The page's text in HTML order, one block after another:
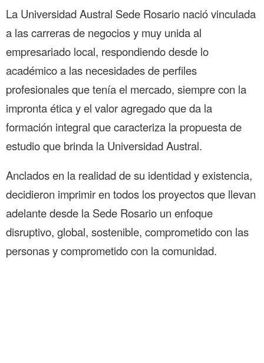
La Universidad Austral Sede Rosario nació vinculada
a las carreras de negocios y muy unida al
empresariado local, respondiendo desde lo
académico a las necesidades de perfiles
profesionales que tenía el mercado, siempre con la
impronta ética y el valor agregado que da la
formación integral que caracteriza la propuesta de
estudio que brinda la Universidad Austral.
Anclados en la realidad de su identidad y existencia,
decidieron imprimir en todos los proyectos que llevan
adelante desde la Sede Rosario un enfoque
disruptivo, global, sostenible, comprometido con las
personas y comprometido con la comunidad.